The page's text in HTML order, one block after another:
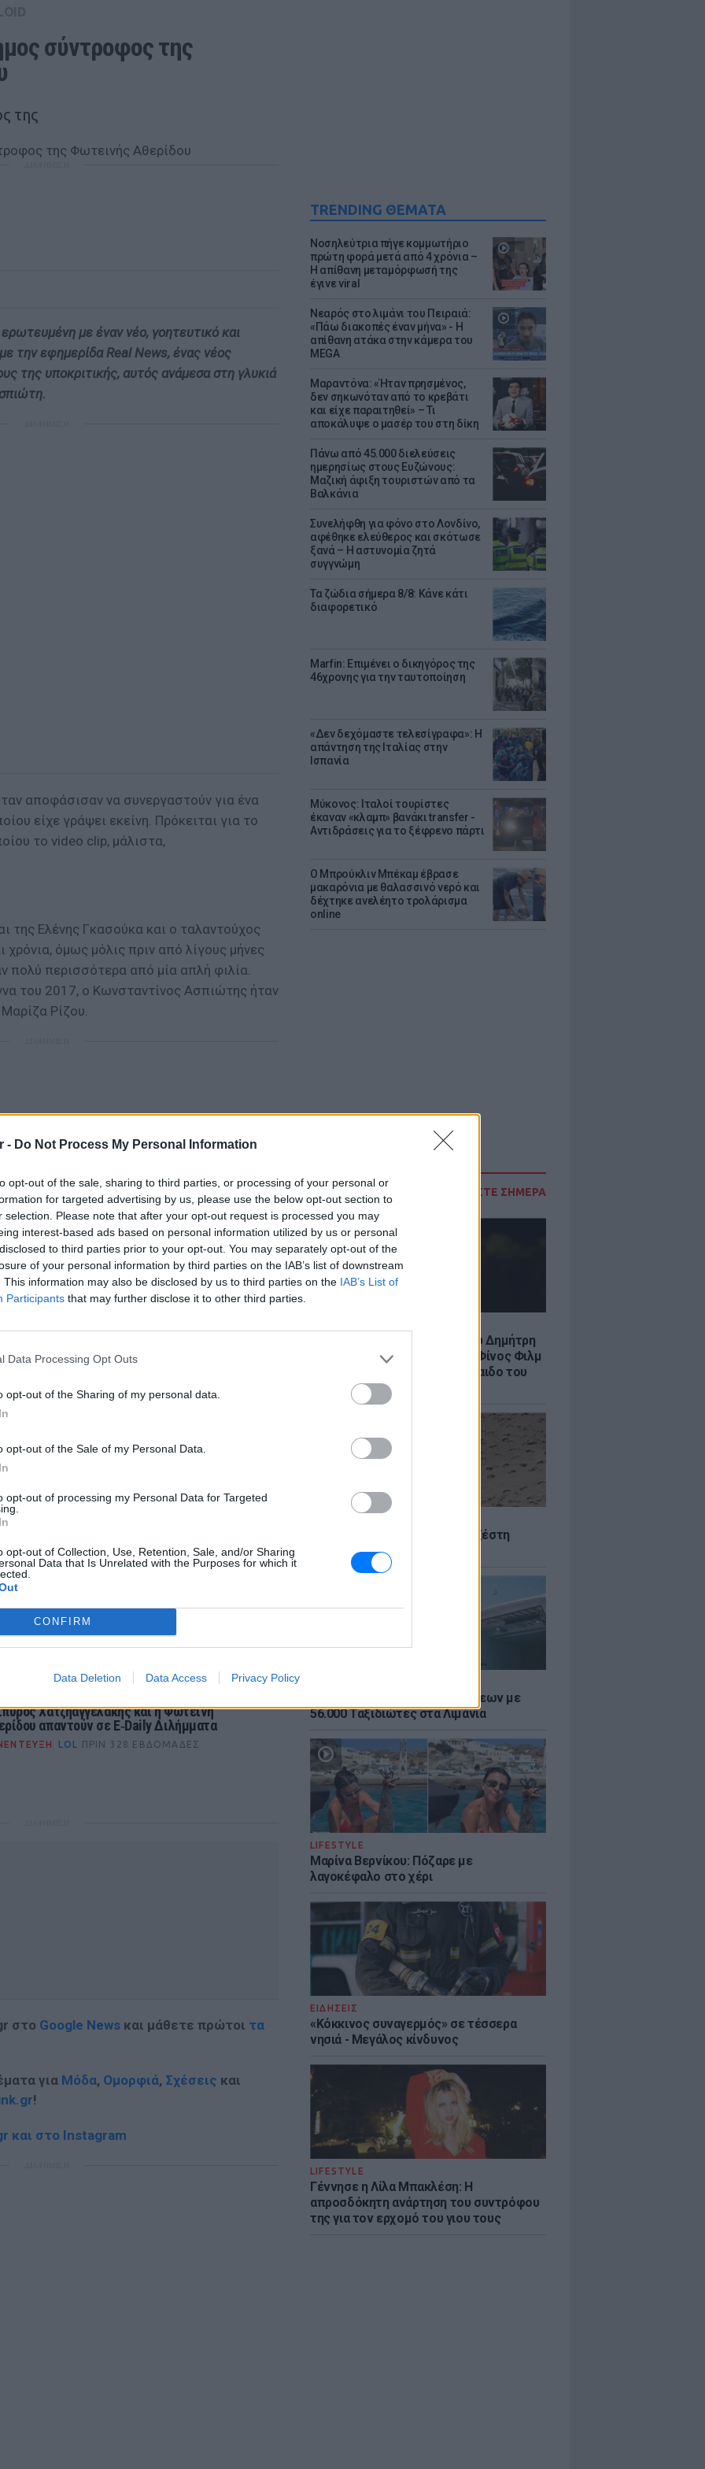
- Do Not Process My Personal Information
opt-out of the sale, sharing to third parties, or processing of your personal or
for targeted advertising by us, please use the below opt-out section to
selection. Please note that after your opt-out request is processed you may
interest-based ads based on personal information utilized by us or personal
to third parties prior to your opt-out. You may separately opt-out of the
of your personal information by third parties on the IAB’s list of downstream
This information may also be disclosed by us to third parties on the IAB’s List of
Participants that may further disclose it to other third parties.
Data Processing Opt Outs
opt-out of the Sharing of my personal data.
opt-out of the Sale of my Personal Data.
opt-out of processing my Personal Data for Targeted
opt-out of Collection, Use, Retention, Sale, and/or Sharing
Data that Is Unrelated with the Purposes for which it
CONFIRM
Data Deletion Data Access Privacy Policy
TRENDING ΘΕΜΑΤΑ
Νοσηλεύτρια πήγε κομμωτήριο
πρώτη φορά μετά από 4 χρόνια –
Η απίθανη μεταμόρφωσή της
έγινε viral
Νεαρός στο λιμάνι του Πειραιά:
«Πάω διακοπές έναν μήνα» - Η
απίθανη ατάκα στην κάμερα του
MEGA
Μαραντόνα: «Ήταν πρησμένος,
δεν σηκωνόταν από το κρεβάτι
και είχε παραιτηθεί» – Τι
αποκάλυψε ο μασέρ του στη δίκη
Πάνω από 45.000 διελεύσεις
ημερησίως στους Ευζώνους:
Μαζική άφιξη τουριστών από τα
Βαλκάνια
Συνελήφθη για φόνο στο Λονδίνο,
αφέθηκε ελεύθερος και σκότωσε
ξανά – Η αστυνομία ζητά
συγγνώμη
Τα ζώδια σήμερα 8/8: Κάνε κάτι
διαφορετικό
Marfin: Επιμένει ο δικηγόρος της
46χρονης για την ταυτοποίηση
«Δεν δεχόμαστε τελεσίγραφα»: Η
απάντηση της Ιταλίας στην
Ισπανία
Μύκονος: Ιταλοί τουρίστες
έκαναν «κλαμπ» βανάκι transfer -
Αντιδράσεις για το ξέφρενο πάρτι
Ο Μπρούκλιν Μπέκαμ έβρασε
μακαρόνια με θαλασσινό νερό και
δέχτηκε ανελέητο τρολάρισμα
online
ΔΙΑΒΑΣΤΕ ΣΗΜΕΡΑ
22 χρόνια από τον θάνατο του Δημήτρη
Παπαμιχαήλ: Η ανάρτηση της Φίνος Φιλμ
για το «γοητευτικό λεβεντόπαιδο του
ελληνικού σινεμά»
Καιρός: Πού θα «χτυπήσει» η ζέστη
Αύγουστος: Ρεκόρ Αναχωρήσεων με
56.000 Ταξιδιώτες στα Λιμάνια
LIFESTYLE
Μαρίνα Βερνίκου: Πόζαρε με
λαγοκέφαλο στο χέρι
ΕΙΔΗΣΕΙΣ
«Κόκκινος συναγερμός» σε τέσσερα
νησιά - Μεγάλος κίνδυνος
LIFESTYLE
Γέννησε η Λίλα Μπακλέση: Η
απροσδόκητη ανάρτηση του συντρόφου
της για τον ερχομό του γιου τους
σύντροφος της
της
με έναν νέο, γοητευτικό και
την εφημερίδα Real News, ένας νέος
της υποκριτικής, αυτός ανάμεσα στη γλυκιά
αποφάσισαν να συνεργαστούν για ένα
είχε γράψει εκείνη. Πρόκειται για το
το video clip, μάλιστα,
της Ελένης Γκασούκα και ο ταλαντούχος
όμως μόλις πριν από λίγους μήνες
περισσότερα από μία απλή φιλία.
του 2017, ο Κωνσταντίνος Ασπιώτης ήταν
Ρίζου.
είχαν καταφέρει μέχρι πρότινος
μιας και λίγοι θα μπορούσαν να
να γίνουν ζευγάρι. Πλέον, όμως,
και οι δυο τους απολαμβάνουν τον
Αθερίδου διασκέδαζε στον Σταυρό του
Μαρίζα Ρίζου.
Χατζηαγγελάκης και η Φωτεινή
απαντούν σε E‑Daily Διλήμματα
LOL ΠΡΙΝ 328 ΕΒΔΟΜΆΔΕΣ
στο Google News και μάθετε πρώτοι τα
για Μόδα, Ομορφιά, Σχέσεις και
!
και στο Instagram